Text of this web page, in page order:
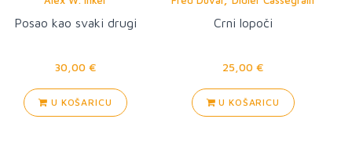
Posao kao svaki drugi
30,00 €
U KOŠARICU
Crni lopoči
25,00 €
U KOŠARICU